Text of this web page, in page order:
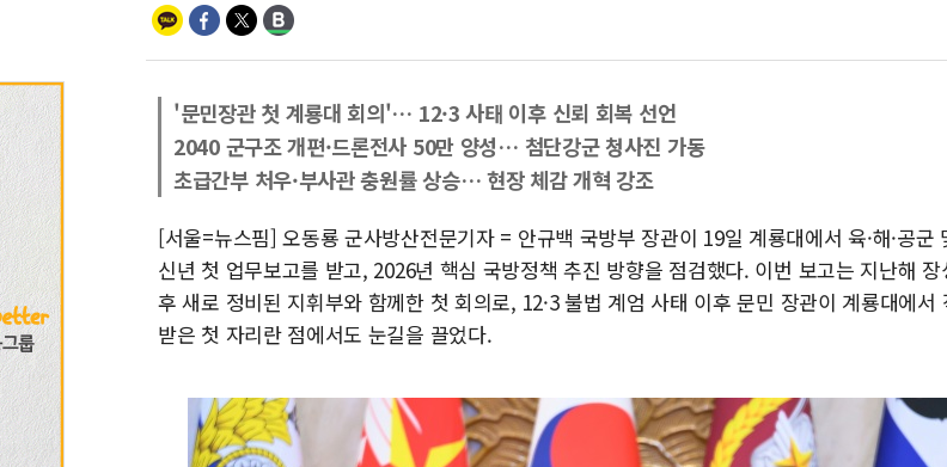
세금 부담
[금/유가]
뉴욕증시,
이란, 오
李대통령,
[오늘의 정
[오늘의 국
이란, 美·
'문민장관 첫 계룡대 회의'… 12·3 사태 이후 신뢰 회복 선언
2040 군구조 개편·드론전사 50만 양성… 첨단강군 청사진 가동
초급간부 처우·부사관 충원률 상승… 현장 체감 개혁 강조
[서울=뉴스핌] 오동룡 군사방산전문기자 = 안규백 국방부 장관이 19일 계룡대에서 육·해·공군
신년 첫 업무보고를 받고, 2026년 핵심 국방정책 추진 방향을 점검했다. 이번 보고는 지난해 장
후 새로 정비된 지휘부와 함께한 첫 회의로, 12·3 불법 계엄 사태 이후 문민 장관이 계룡대에서
받은 첫 자리란 점에서도 눈길을 끌었다.